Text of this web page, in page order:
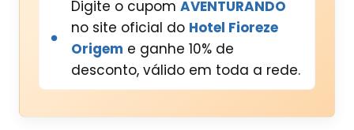
Digite o cupom AVENTURANDO
no site oficial do Hotel Fioreze
Origem e ganhe 10% de
desconto, válido em toda a rede.